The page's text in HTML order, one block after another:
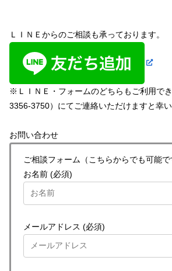
ＬＩＮＥからのご相談も承っております。
※ＬＩＮＥ・フォームのどちらもご利用で
3356-3750）にてご連絡いただけますと幸い
お問い合わせ
ご相談フォーム（こちらからでも可能で
お名前 (必須)
メールアドレス (必須)